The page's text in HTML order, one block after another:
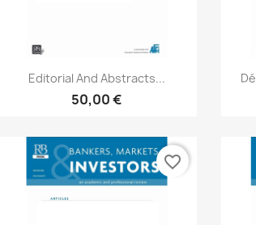
Aperçu rapide
Editorial And Abstracts...
50,00 €
favorite_border